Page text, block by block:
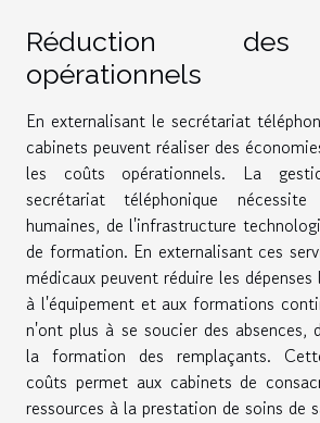
Réduction
opérationnels
En externalisant le secrétariat
cabinets peuvent réaliser des
les coûts opérationnels. La
secrétariat téléphonique
humaines, de l'infrastructure
de formation. En externalisant ces
médicaux peuvent réduire les
à l'équipement et aux formations
n'ont plus à se soucier des absences,
la formation des remplaçants.
coûts permet aux cabinets de
ressources à la prestation de soins de